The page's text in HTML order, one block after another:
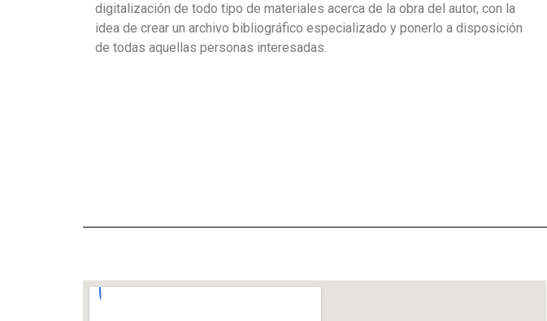
digitalización de todo tipo de materiales acerca de la obra del autor, con la
idea de crear un archivo bibliográfico especializado y ponerlo a disposición
de todas aquellas personas interesadas.